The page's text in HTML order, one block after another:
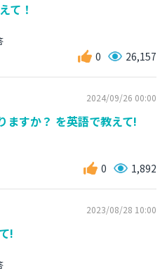
て！
0 26,157
2024/09/26 00:00
ますか？ を英語で教えて!
0 1,892
2023/08/28 10:00
!